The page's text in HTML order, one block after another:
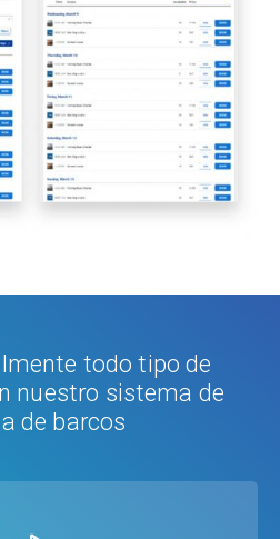
todo tipo de
nuestro sistema de
de barcos